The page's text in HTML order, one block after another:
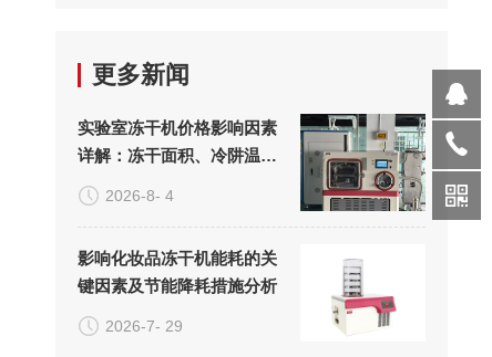
更多新闻
实验室冻干机价格影响因素
详解：冻干面积、冷阱温度
与真空系统的成本构成
2026-8- 4
影响化妆品冻干机能耗的关
键因素及节能降耗措施分析
2026-7- 29